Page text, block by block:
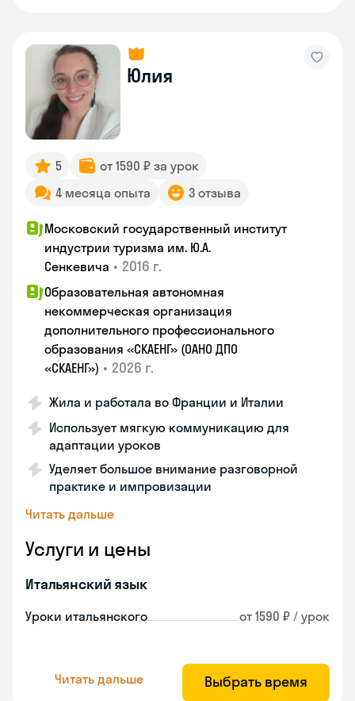
Юлия
5
от 1590 ₽ за урок
4 месяца опыта
3 отзыва
Московский государственный институт
индустрии туризма им. Ю.А.
Сенкевича • 2016 г.
Образовательная автономная
некоммерческая организация
дополнительного профессионального
образования «СКАЕНГ» (ОАНО ДПО
«СКАЕНГ») • 2026 г.
Жила и работала во Франции и Италии
Использует мягкую коммуникацию для
адаптации уроков
Уделяет большое внимание разговорной
практике и импровизации
Читать дальше
Услуги и цены
Итальянский язык
Уроки итальянского от 1590 ₽ / урок
Читать дальше Выбрать время